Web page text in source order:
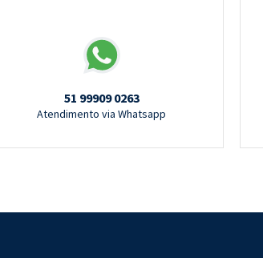
51 99909 0263
Atendimento via Whatsapp